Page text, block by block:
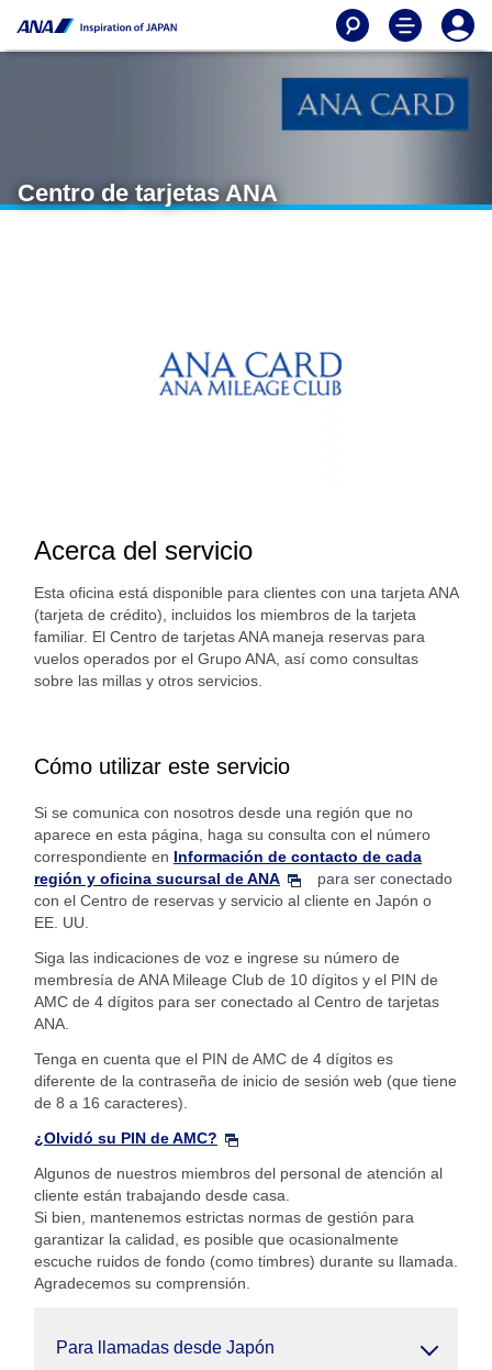
Centro de tarjetas ANA
Acerca del servicio
Esta oficina está disponible para clientes con una tarjeta ANA
(tarjeta de crédito), incluidos los miembros de la tarjeta
familiar. El Centro de tarjetas ANA maneja reservas para
vuelos operados por el Grupo ANA, así como consultas
sobre las millas y otros servicios.
Cómo utilizar este servicio
Si se comunica con nosotros desde una región que no
aparece en esta página, haga su consulta con el número
correspondiente en Información de contacto de cada
región y oficina sucursal de ANA
para ser conectado
con el Centro de reservas y servicio al cliente en Japón o
EE. UU.
Siga las indicaciones de voz e ingrese su número de
membresía de ANA Mileage Club de 10 dígitos y el PIN de
AMC de 4 dígitos para ser conectado al Centro de tarjetas
ANA.
Tenga en cuenta que el PIN de AMC de 4 dígitos es
diferente de la contraseña de inicio de sesión web (que tiene
de 8 a 16 caracteres).
¿Olvidó su PIN de AMC?
Algunos de nuestros miembros del personal de atención al
cliente están trabajando desde casa.
Si bien, mantenemos estrictas normas de gestión para
garantizar la calidad, es posible que ocasionalmente
escuche ruidos de fondo (como timbres) durante su llamada.
Agradecemos su comprensión.
Para llamadas desde Japón